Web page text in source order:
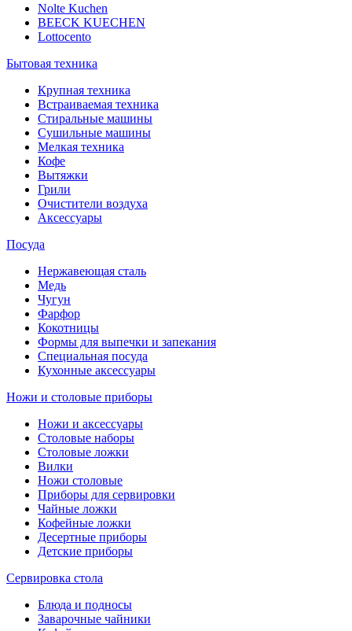
Nolte Kuchen
BEECK KUECHEN
Lottocento
Бытовая техника
Крупная техника
Встраиваемая техника
Стиральные машины
Сушильные машины
Мелкая техника
Кофе
Вытяжки
Грили
Очистители воздуха
Аксессуары
Посуда
Нержавеющая сталь
Медь
Чугун
Фарфор
Кокотницы
Формы для выпечки и запекания
Специальная посуда
Кухонные аксессуары
Ножи и столовые приборы
Ножи и аксессуары
Столовые наборы
Столовые ложки
Вилки
Ножи столовые
Приборы для сервировки
Чайные ложки
Кофейные ложки
Десертные приборы
Детские приборы
Сервировка стола
Блюда и подносы
Заварочные чайники